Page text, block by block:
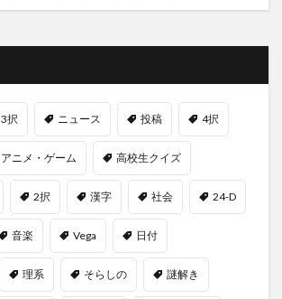
3択 ニュース 投稿 4択
アニメ・ゲーム 高校生クイズ
2択 漢字 社会 24-D
音楽 Vega 日付
理系 そらしの 謎解き